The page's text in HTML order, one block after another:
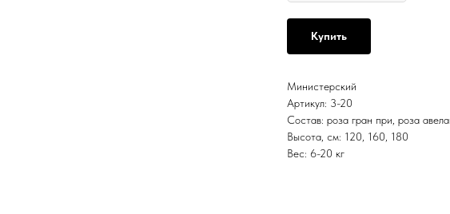
Купить
Министерский
Артикул: 3-20
Состав: роза гран при, роза
Высота, см: 120, 160, 180
Вес: 6-20 кг